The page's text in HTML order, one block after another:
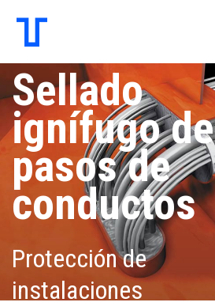
Sellado
ignífugo de
pasos de
conductos
Protección de
instalaciones